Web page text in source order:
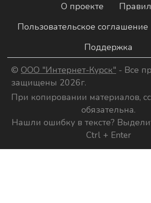
О проекте
Пользовательское соглашение
Поддержка
© ООО "Интернет-Курск" - Все
защищены 2026г.
При копировании материалов,
обязательна.
Нашли ошибку в тексте?
Ctrl + Enter